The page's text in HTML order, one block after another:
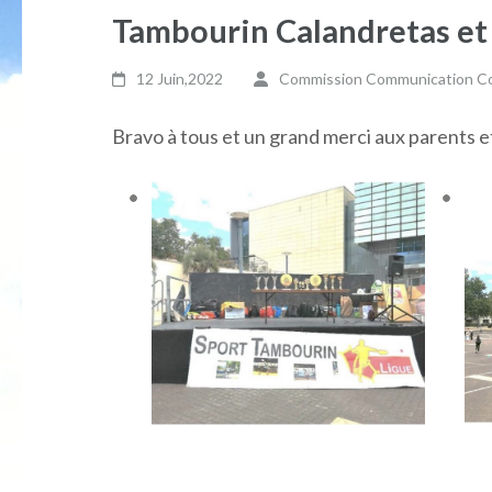
Tambourin Calandretas
12 Juin,2022 Commission Communication
Bravo à tous et un grand merci aux parents